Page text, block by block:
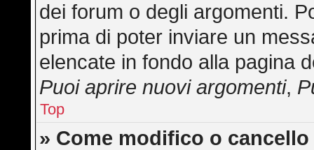
dei forum o degli argomenti.
prima di poter inviare un
elencate in fondo alla pagina
Puoi aprire nuovi argomenti,
Top
» Come modifico o